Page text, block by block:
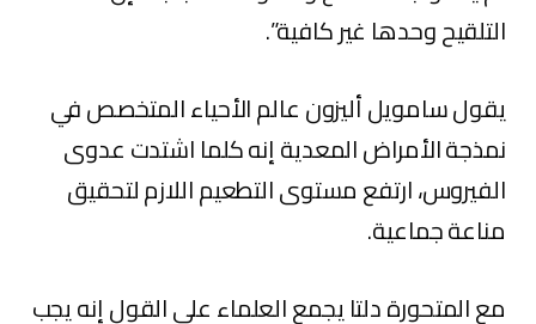
التلقيح وحدها غير كافية”.
يقول سامويل أليزون عالم الأحياء المتخصص في
نمذجة الأمراض المعدية إنه كلما اشتدت عدوى
الفيروس، ارتفع مستوى التطعيم اللازم لتحقيق
مناعة جماعية.
مع المتحورة دلتا يجمع العلماء على القول إنه يجب